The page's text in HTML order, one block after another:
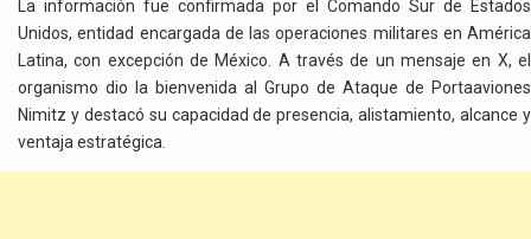
La información fue confirmada por el Comando Sur de Estados
Unidos, entidad encargada de las operaciones militares en América
Latina, con excepción de México. A través de un mensaje en X, el
organismo dio la bienvenida al Grupo de Ataque de Portaaviones
Nimitz y destacó su capacidad de presencia, alistamiento, alcance y
ventaja estratégica.